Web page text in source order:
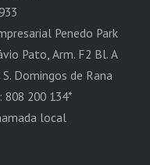
Penedo Park
Pato, Arm. F2 Bl. A
Domingos de Rana
200 134*
local